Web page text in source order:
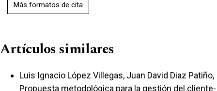
Más formatos de cita
Artículos similares
Luis Ignacio López Villegas, Juan David Diaz Patiño,
Propuesta metodológica para la gestión del cliente-